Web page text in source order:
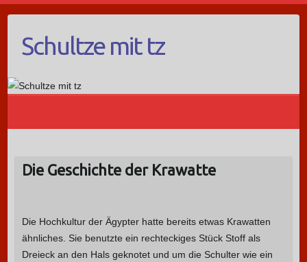
Schultze mit tz
Die Geschichte der Krawatte
Die Hochkultur der Ägypter hatte bereits etwas Krawatten
ähnliches. Sie benutzte ein rechteckiges Stück Stoff als
Dreieck an den Hals geknotet und um die Schulter wie ein